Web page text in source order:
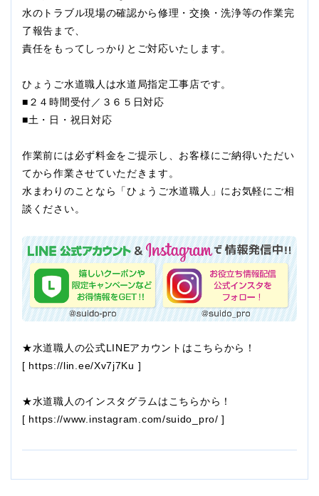
水のトラブル現場の確認から修理・交換・洗浄等の作業完
了報告まで、
責任をもってしっかりとご対応いたします。
ひょうご水道職人は水道局指定工事店です。
■２４時間受付／３６５日対応
■土・日・祝日対応
作業前には必ず料金をご提示し、お客様にご納得いただい
てから作業させていただきます。
水まわりのことなら「ひょうご水道職人」にお気軽にご相
談ください。
★水道職人の公式LINEアカウントはこちらから！
[ https://lin.ee/Xv7j7Ku ]
★水道職人のインスタグラムはこちらから！
[ https://www.instagram.com/suido_pro/ ]